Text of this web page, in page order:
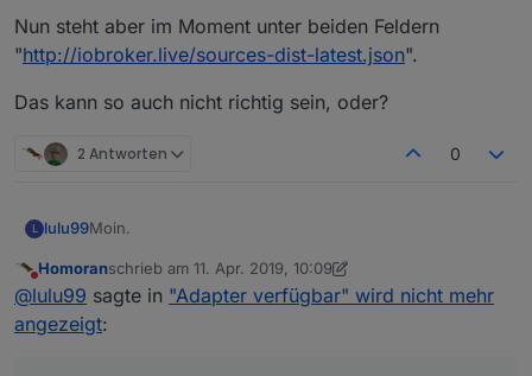
Nun steht aber im Moment unter beiden Feldern
"http://iobroker.live/sources-dist-latest.json".
Das kann so auch nicht richtig sein, oder?
2 Antworten 0
L lulu99Moin.
Bei mir geht der Link "http://iobroker.live/sources-
dist.json" nicht.
Es werden auch nicht die Versionsnummern bei den
Adaptern angezeigt.
Nicht stören
Homoranschrieb am 11. Apr. 2019, 10:09
zuletzt editiert von Homoran4. Nov. 2019, 12:09
@lulu99 sagte in "Adapter verfügbar" wird nicht mehr
angezeigt: